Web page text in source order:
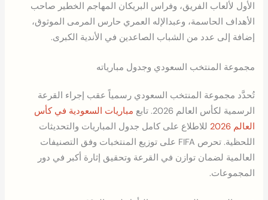
الأول لألعاب الفريق، وفراس البريكان المهاجم الخطير صاحب
الأهداف الحاسمة، وعبدالإله العمري حارس المرمى الموثوق،
إضافة إلى عدد من الشباب الصاعدين في الأندية الكبرى.
مجموعة المنتخب السعودي وجدول مبارياته
تُحدَّد مجموعة المنتخب السعودي رسمياً عقب إجراء القرعة
الرسمية لكأس العالم 2026. تابع
مباريات السعودية في كأس
العالم 2026
للاطلاع على كامل جدول المباريات والتحديثات
اللحظية. تحرص FIFA على توزيع المنتخبات وفق التصنيفات
العالمية لضمان توازن في القرعة وتحقيق إثارة أكبر في دور
المجموعات.